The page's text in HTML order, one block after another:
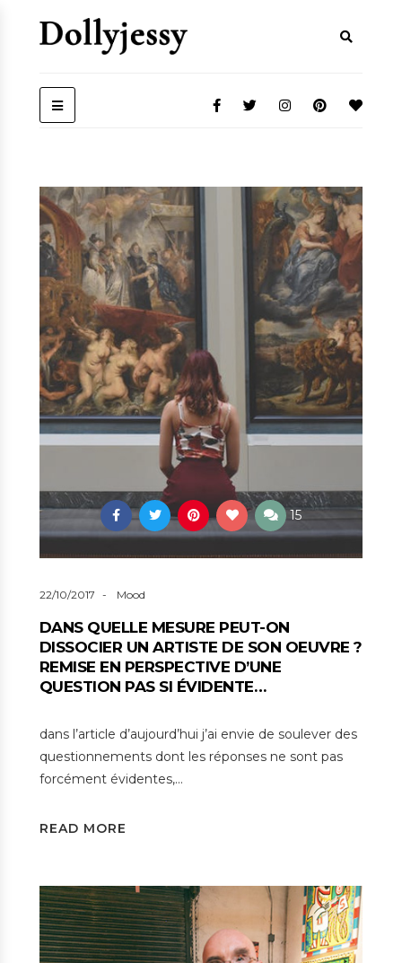
15
22/10/2017 Mood
DANS QUELLE MESURE PEUT-ON
DISSOCIER UN ARTISTE DE SON OEUVRE ?
REMISE EN PERSPECTIVE D’UNE
QUESTION PAS SI ÉVIDENTE…
dans l’article d’aujourd’hui j’ai envie de soulever des
questionnements dont les réponses ne sont pas
forcément évidentes,…
READ MORE